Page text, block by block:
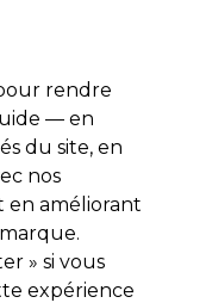
connecter
et Matériel
rendre
— en
du site, en
nos
en améliorant
» si vous
expérience